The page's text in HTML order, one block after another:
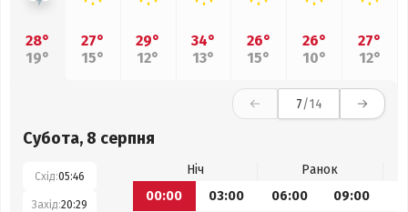
28°
19°
27°
15°
29°
12°
34°
13°
26°
15°
26°
10°
27°
12°
7/14
Субота, 8 серпня
Схід:05:46
Захід:20:29
Ніч
Ранок
00:00
03:00 06:00 09:00